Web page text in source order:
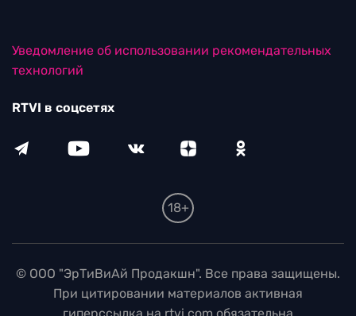
Уведомление об использовании рекомендательных
технологий
RTVI в соцсетях
18+
© ООО "ЭрТиВиАй Продакшн". Все права защищены.
При цитировании материалов активная